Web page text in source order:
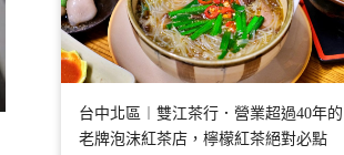
台中北區︱雙江茶行．營業超過40年的
老牌泡沫紅茶店，檸檬紅茶絕對必點